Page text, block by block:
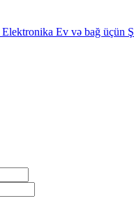
Elektronika Ev və bağ üçün